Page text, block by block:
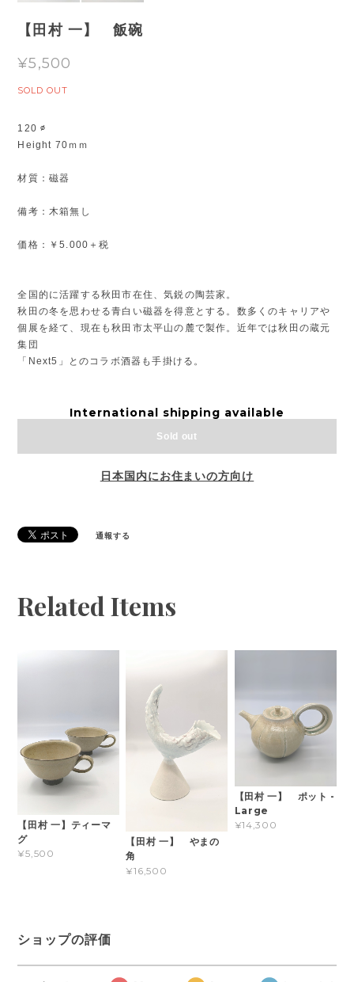
【田村 一】 飯碗
¥5,500
SOLD OUT
120 ∅
Height 70ｍｍ
材質：磁器
備考：木箱無し
価格：￥5.000＋税
全国的に活躍する秋田市在住、気鋭の陶芸家。
秋田の冬を思わせる青白い磁器を得意とする。数多くのキャリアや
個展を経て、現在も秋田市太平山の麓で製作。近年では秋田の蔵元
集団
「Next5」とのコラボ酒器も手掛ける。
International shipping available
Sold out
日本国内にお住まいの方向け
通報する
Related Items
【田村 一】ティーマ
グ
¥5,500
【田村 一】 やまの
角
¥16,500
【田村 一】 ポット -
Large
¥14,300
ショップの評価